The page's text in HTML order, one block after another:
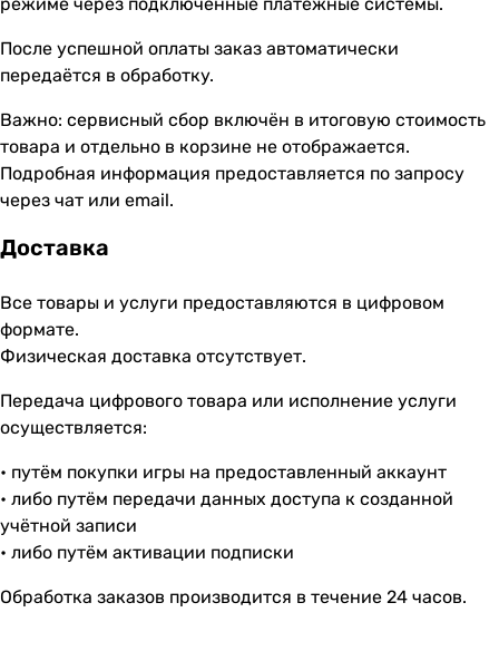
После успешной оплаты заказ автоматически
передаётся в обработку.
Важно: сервисный сбор включён в итоговую стоимость
товара и отдельно в корзине не отображается.
Подробная информация предоставляется по запросу
через чат или email.
Доставка
Все товары и услуги предоставляются в цифровом
формате.
Физическая доставка отсутствует.
Передача цифрового товара или исполнение услуги
осуществляется:
• путём покупки игры на предоставленный аккаунт
• либо путём передачи данных доступа к созданной
учётной записи
• либо путём активации подписки
Обработка заказов производится в течение 24 часов.